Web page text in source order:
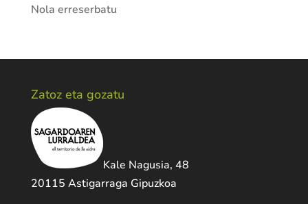
Nola erreserbatu
Zatoz eta gozatu
Kale Nagusia, 48
20115 Astigarraga Gipuzkoa